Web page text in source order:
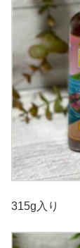
315g入り